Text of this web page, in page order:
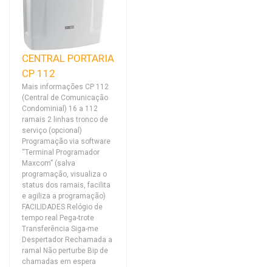
CENTRAL PORTARIA
CP 112
Mais informações CP 112
(Central de Comunicação
Condominial) 16 a 112
ramais 2 linhas tronco de
serviço (opcional)
Programação via software
“Terminal Programador
Maxcom” (salva
programação, visualiza o
status dos ramais, facilita
e agiliza a programação)
FACILIDADES Relógio de
tempo real Pega-trote
Transferência Siga-me
Despertador Rechamada a
ramal Não perturbe Bip de
chamadas em espera